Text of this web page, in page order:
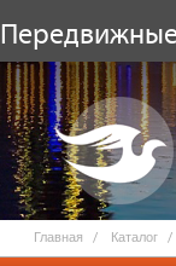
Главная Каталог